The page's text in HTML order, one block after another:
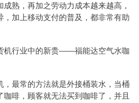
熟，再加之劳动力成本越来越高，
，加上移动支付的普及，都非常有助
机行业中的新贵——福能达空气水咖
，最常的方法就是外接桶装水，当桶
啡，顾客就无法买到咖啡了，并且